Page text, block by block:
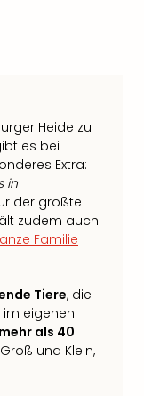
Heide zu
es bei
Extra:
in
der größte
zudem auch
Familie
Tiere, die
im eigenen
mehr als 40
und Klein,